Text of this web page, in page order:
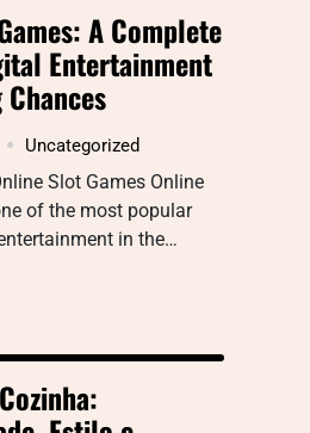
A Complete
Entertainment
Uncategorized
Slot Games Online
of the most popular
in the…